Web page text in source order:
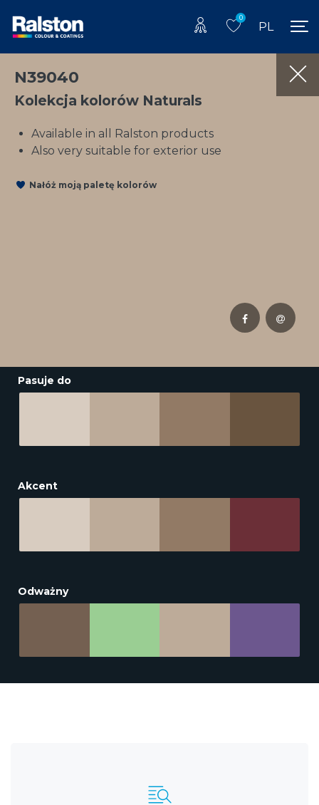
0
PL
N39040
Kolekcja kolorów Naturals
Available in all Ralston products
Also very suitable for exterior use
Nałóż moją paletę kolorów
Pasuje do
Akcent
Odważny